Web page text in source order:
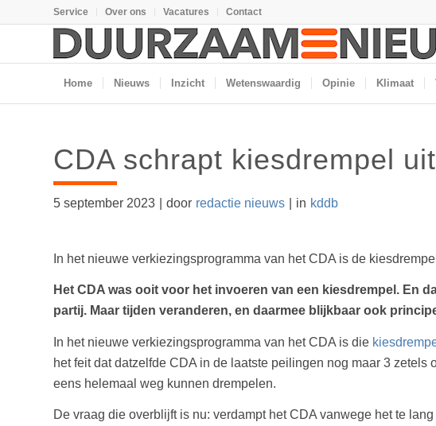
Service Over ons Vacatures Contact
Home Nieuws Inzicht Wetenswaardig Opinie Klimaat
CDA schrapt kiesdrempel
5 september 2023 door redactie nieuws in kddb
In het nieuwe verkiezingsprogramma van het CDA is de
Het CDA was ooit voor het invoeren van een kiesdrempel. En
partij. Maar tijden veranderen, en daarmee blijkbaar ook
In het nieuwe verkiezingsprogramma van het CDA is die
het feit dat datzelfde CDA in de laatste peilingen nog maar 3
eens helemaal weg kunnen drempelen.
De vraag die overblijft is nu: verdampt het CDA vanwege het te